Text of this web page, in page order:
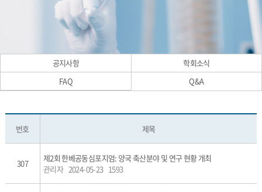
공지사항
학회소식
FAQ
Q&A
번호 제목
307
제2회 한베공동심포지엄: 양국 축산분야 및 연구 현황 개최
관리자 2024-05-23 1593